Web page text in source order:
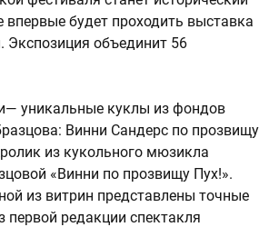
будет проходить выставка
Экспозиция объединит 56
уникальные куклы из фондов
Винни Сандерс по прозвищу
из кукольного мюзикла
«Винни по прозвищу Пух!».
из витрин представлены точные
первой редакции спектакля